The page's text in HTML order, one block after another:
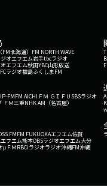
北海道） FM NORTH WAVE
オエフエム岩手tbcラジオ
エフエム秋田YBC山形放送
ラジオ福島ふくしまFM
FMFM AICHI ＦＭ ＧＩＦＵ SBSラジオ
ＦＭ三重NHK AM（名古屋）
FMFM FUKUOKAエフエム佐賀
フエム熊本OBSラジオエフエム大分
μＦＭRBCiラジオラジオ沖縄FM沖縄